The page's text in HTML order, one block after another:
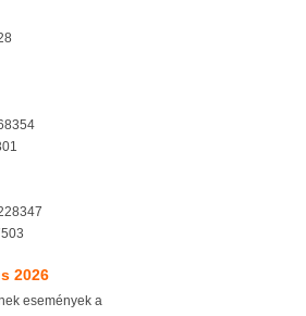
2026
események a